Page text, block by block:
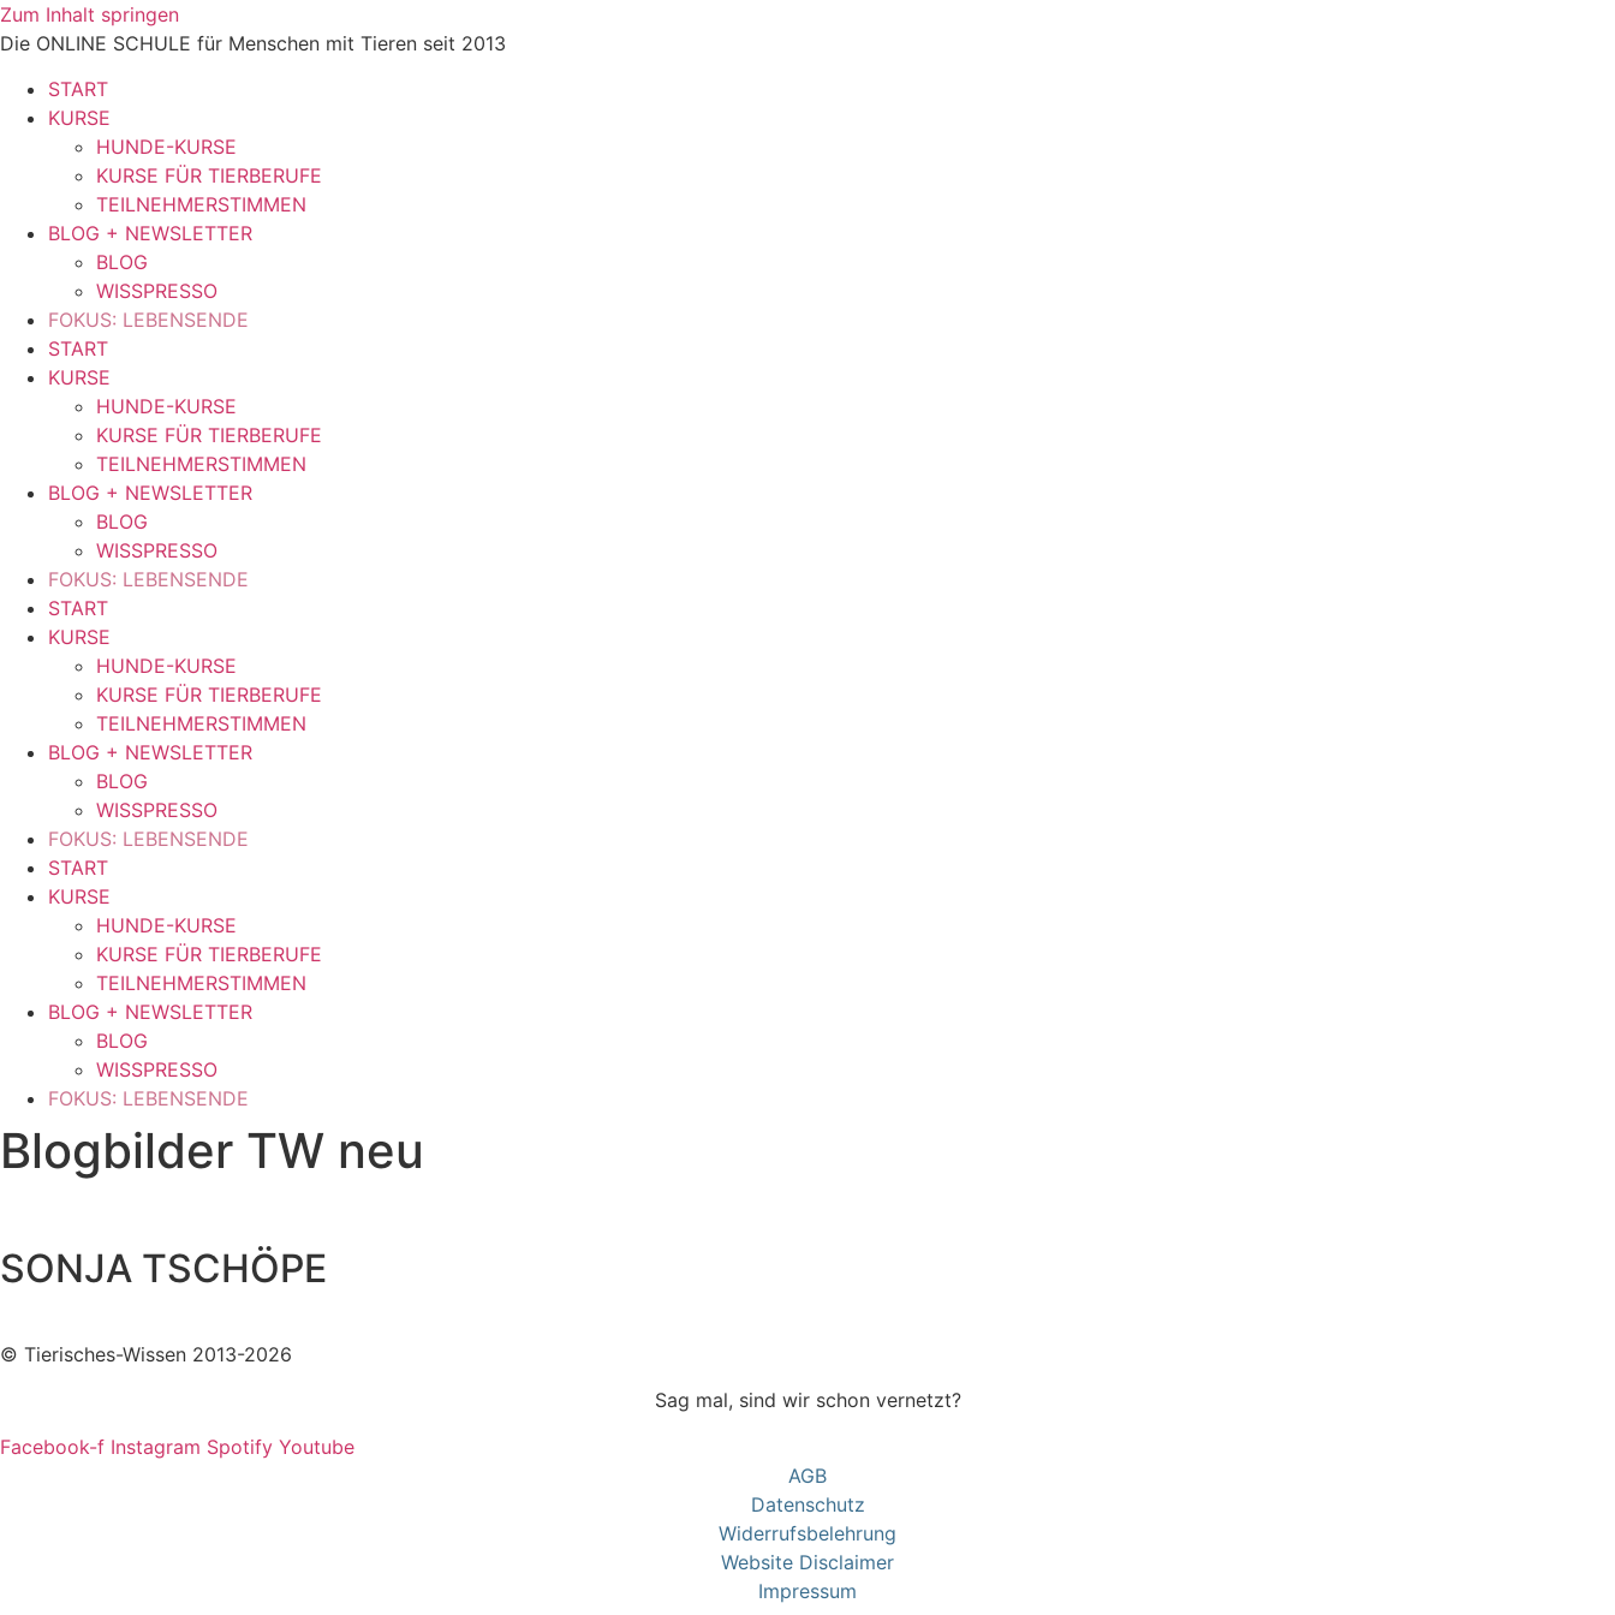
Zum Inhalt springen
Die ONLINE SCHULE für Menschen mit Tieren seit 2013
START
KURSE
HUNDE-KURSE
KURSE FÜR TIERBERUFE
TEILNEHMERSTIMMEN
BLOG + NEWSLETTER
BLOG
WISSPRESSO
FOKUS: LEBENSENDE
START
KURSE
HUNDE-KURSE
KURSE FÜR TIERBERUFE
TEILNEHMERSTIMMEN
BLOG + NEWSLETTER
BLOG
WISSPRESSO
FOKUS: LEBENSENDE
START
KURSE
HUNDE-KURSE
KURSE FÜR TIERBERUFE
TEILNEHMERSTIMMEN
BLOG + NEWSLETTER
BLOG
WISSPRESSO
FOKUS: LEBENSENDE
START
KURSE
HUNDE-KURSE
KURSE FÜR TIERBERUFE
TEILNEHMERSTIMMEN
BLOG + NEWSLETTER
BLOG
WISSPRESSO
FOKUS: LEBENSENDE
Blogbilder TW neu
SONJA TSCHÖPE
© Tierisches-Wissen 2013-2026
Sag mal, sind wir schon vernetzt?
Facebook-f Instagram Spotify Youtube
AGB
Datenschutz
Widerrufsbelehrung
Website Disclaimer
Impressum